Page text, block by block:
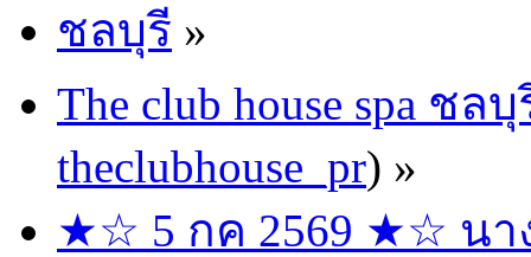
ชลบุรี »
The club house spa ช
theclubhouse_pr) »
★☆ 5 กค 2569 ★☆ นาง